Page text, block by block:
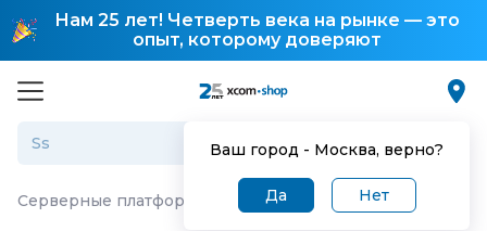
Нам 25 лет! Четверть века на рынке — это
опыт, которому доверяют
Ваш город - Москва, верно?
Да Нет
Серверные платформы Серверная платформа 2U